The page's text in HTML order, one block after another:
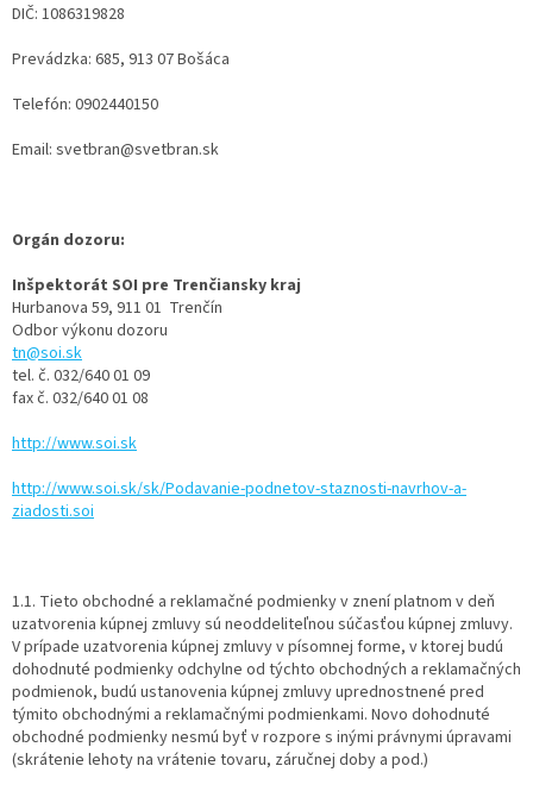
DIČ: 1086319828
Prevádzka: 685, 913 07 Bošáca
Telefón: 0902440150
Email: svetbran@svetbran.sk
Orgán dozoru:
Inšpektorát SOI pre Trenčiansky kraj
Hurbanova 59, 911 01 Trenčín
Odbor výkonu dozoru
tn@soi.sk
tel. č. 032/640 01 09
fax č. 032/640 01 08
http://www.soi.sk
http://www.soi.sk/sk/Podavanie-podnetov-staznosti-navrhov-a-
ziadosti.soi
1.1. Tieto obchodné a reklamačné podmienky v znení platnom v deň
uzatvorenia kúpnej zmluvy sú neoddeliteľnou súčasťou kúpnej zmluvy.
V prípade uzatvorenia kúpnej zmluvy v písomnej forme, v ktorej budú
dohodnuté podmienky odchylne od týchto obchodných a reklamačných
podmienok, budú ustanovenia kúpnej zmluvy uprednostnené pred
týmito obchodnými a reklamačnými podmienkami. Novo dohodnuté
obchodné podmienky nesmú byť v rozpore s inými právnymi úpravami
(skrátenie lehoty na vrátenie tovaru, záručnej doby a pod.)